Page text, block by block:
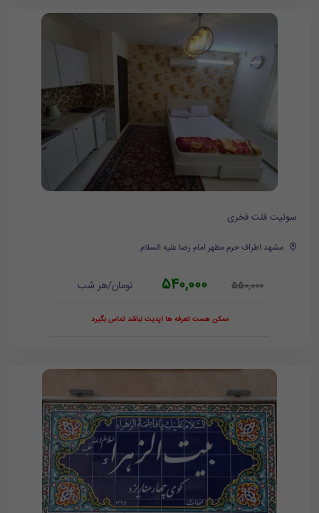
سوئیت فلت فخری
مشهد اطراف حرم مطهر امام رضا علیه السلام
550,000
540,000 تومان/هر شب
ممکن هست تعرفه ها آپدیت نباشد تماس بگیرد